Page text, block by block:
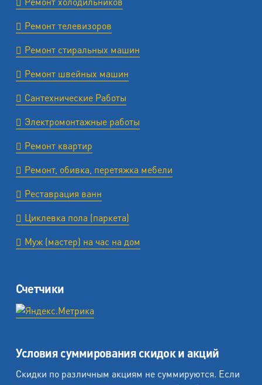
Ремонт телевизоров
Ремонт стиральных машин
Ремонт швейных машин
Сантехнические Работы
Электромонтажные работы
Ремонт квартир
Ремонт, обивка, перетяжка мебели
Реставрация ванн
Циклевка пола (паркета)
Муж (мастер) на час на дом
Счетчики
Условия суммирования скидок и акций
Скидки по различным акциям не суммируются. Если